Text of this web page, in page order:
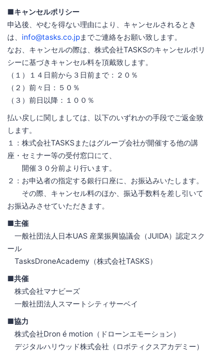
■キャンセルポリシー
申込後、やむを得ない理由により、キャンセルされるとき
は、 info@tasks.co.jpまでご連絡をお願い致します。
なお、キャンセルの際は、株式会社TASKSのキャンセルポリ
シーに基づきキャンセル料を頂戴致します。
（１）１４日前から３日前まで：２０％
（２）前々日：５０％
（３）前日以降：１００％
払い戻しに関しましては、以下のいずれかの手段でご返金致
します。
１：株式会社TASKSまたはグループ会社が開催する他の講
座・セミナー等の受付窓口にて、
開催３０分前より行います。
２：お申込者の指定する銀行口座に、お振込みいたします。
その際、キャンセル料のほか、振込手数料を差し引いて
お振込みさせていただきます。
■主催
一般社団法人日本UAS 産業振興協議会（JUIDA）認定スク
ール
TasksDroneAcademy（株式会社TASKS）
■共催
株式会社マナビーズ
一般社団法人スマートシティサーベイ
■協力
株式会社Dron é motion（ドローンエモーション）
デジタルハリウッド株式会社（ロボティクスアカデミー）